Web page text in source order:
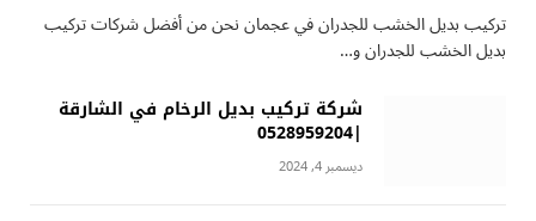
تركيب بديل الخشب للجدران في عجمان نحن من أفضل شركات تركيب
بديل الخشب للجدران و…
شركة تركيب بديل الرخام في الشارقة
|0528959204
ديسمبر 4, 2024